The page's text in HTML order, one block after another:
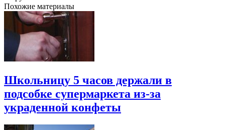
Похожие материалы
Школьницу 5 часов держали в
подсобке супермаркета из-за
украденной конфеты